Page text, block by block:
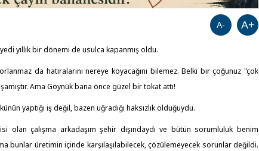
A+
A-
yıllık bir dönemi de usulca kapanmış oldu.
da hatıralarını nereye koyacağını bilemez. Belki bir çoğunuz "çok
Ama Göynük bana önce güzel bir tokat attı!
yaptığı iş değil, bazen uğradığı haksızlık olduğuydu.
olan çalışma arkadaşım şehir dışındaydı ve bütün sorumluluk benim
bunlar üretimin içinde karşılaşılabilecek, çözülemeyecek sorunlar değildi.